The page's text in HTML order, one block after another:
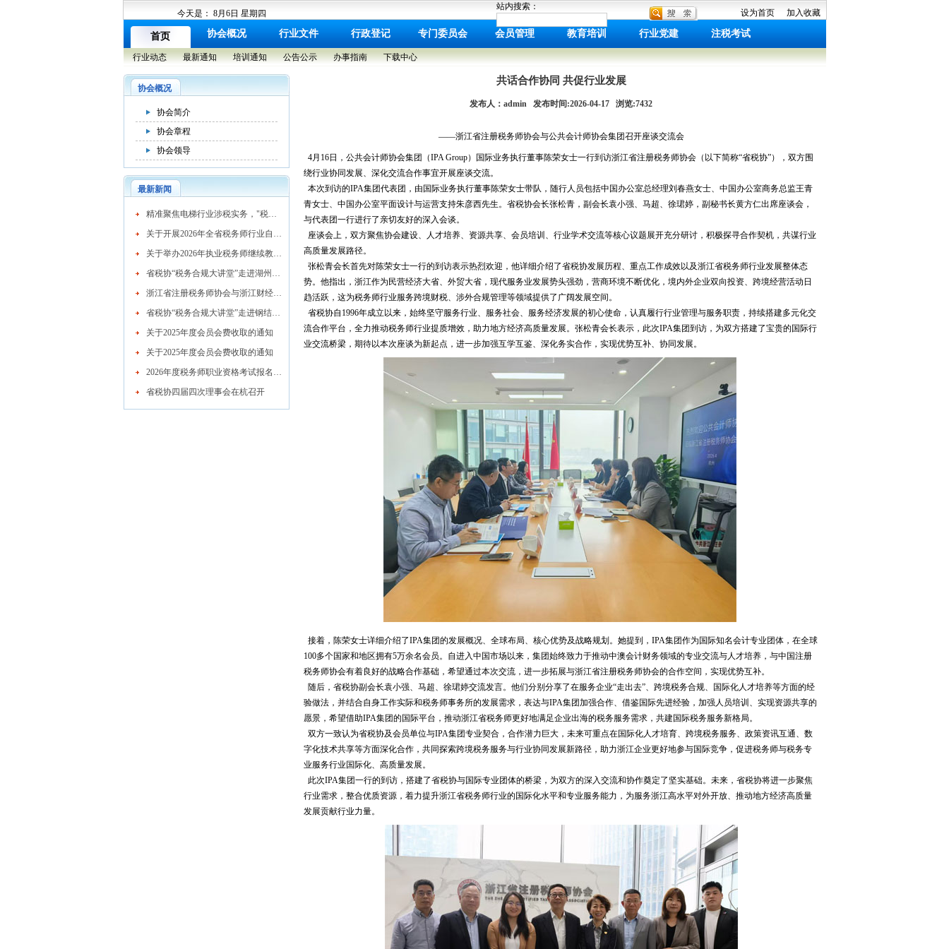
今天是： 8月6日 星期四
站内搜索：
设为首页 加入收藏
首页 协会概况 行业文件 行政登记 专门委员会 会员管理 教育培训 行业党建 注税考试
行业动态 最新通知 培训通知 公告公示 办事指南 下载中心
协会概况
协会简介
协会章程
协会领导
最新新闻
​精准聚焦电梯行业涉税实务，"税务合规大讲堂"走进湖州市电梯行业协会
关于开展2026年全省税务师行业自律检查工作的通知
关于举办2026年执业税务师继续教育网络培训班的通知
省税协“税务合规大讲堂”走进湖州混凝土行业
浙江省注册税务师协会与浙江财经大学续签战略合作协议 共育高素质税务人才
省税协“税务合规大讲堂”走进钢结构行业协会精准赋能企业高质量发展
关于2025年度会员会费收取的通知
关于2025年度会员会费收取的通知
2026年度税务师职业资格考试报名公告
省税协四届四次理事会在杭召开
共话合作协同 共促行业发展
发布人：admin 发布时间:2026-04-17 浏览:7432
——浙江省注册税务师协会与公共会计师协会集团召开座谈交流会
4月16日，公共会计师协会集团（IPA Group）国际业务执行董事陈荣女士一行到访浙江省注册税务师协会（以下简称“省税协”），双方围
绕行业协同发展、深化交流合作事宜开展座谈交流。
本次到访的IPA集团代表团，由国际业务执行董事陈荣女士带队，随行人员包括中国办公室总经理刘春燕女士、中国办公室商务总监王青
青女士、中国办公室平面设计与运营支持朱彦西先生。省税协会长张松青，副会长袁小强、马超、徐珺婷，副秘书长黄方仁出席座谈会，
与代表团一行进行了亲切友好的深入会谈。
座谈会上，双方聚焦协会建设、人才培养、资源共享、会员培训、行业学术交流等核心议题展开充分研讨，积极探寻合作契机，共谋行业
高质量发展路径。
张松青会长首先对陈荣女士一行的到访表示热烈欢迎，他详细介绍了省税协发展历程、重点工作成效以及浙江省税务师行业发展整体态
势。他指出，浙江作为民营经济大省、外贸大省，现代服务业发展势头强劲，营商环境不断优化，境内外企业双向投资、跨境经营活动日
趋活跃，这为税务师行业服务跨境财税、涉外合规管理等领域提供了广阔发展空间。
省税协自1996年成立以来，始终坚守服务行业、服务社会、服务经济发展的初心使命，认真履行行业管理与服务职责，持续搭建多元化交
流合作平台，全力推动税务师行业提质增效，助力地方经济高质量发展。张松青会长表示，此次IPA集团到访，为双方搭建了宝贵的国际行
业交流桥梁，期待以本次座谈为新起点，进一步加强互学互鉴、深化务实合作，实现优势互补、协同发展。
接着，陈荣女士详细介绍了IPA集团的发展概况、全球布局、核心优势及战略规划。她提到，IPA集团作为国际知名会计专业团体，在全球
100多个国家和地区拥有5万余名会员。自进入中国市场以来，集团始终致力于推动中澳会计财务领域的专业交流与人才培养，与中国注册
税务师协会有着良好的战略合作基础，希望通过本次交流，进一步拓展与浙江省注册税务师协会的合作空间，实现优势互补。
随后，省税协副会长袁小强、马超、徐珺婷交流发言。他们分别分享了在服务企业“走出去”、跨境税务合规、国际化人才培养等方面的经
验做法，并结合自身工作实际和税务师事务所的发展需求，表达与IPA集团加强合作、借鉴国际先进经验，加强人员培训、实现资源共享的
愿景，希望借助IPA集团的国际平台，推动浙江省税务师更好地满足企业出海的税务服务需求，共建国际税务服务新格局。
双方一致认为省税协及会员单位与IPA集团专业契合，合作潜力巨大，未来可重点在国际化人才培育、跨境税务服务、政策资讯互通、数
字化技术共享等方面深化合作，共同探索跨境税务服务与行业协同发展新路径，助力浙江企业更好地参与国际竞争，促进税务师与税务专
业服务行业国际化、高质量发展。
此次IPA集团一行的到访，搭建了省税协与国际专业团体的桥梁，为双方的深入交流和协作奠定了坚实基础。未来，省税协将进一步聚焦
行业需求，整合优质资源，着力提升浙江省税务师行业的国际化水平和专业服务能力，为服务浙江高水平对外开放、推动地方经济高质量
发展贡献行业力量。